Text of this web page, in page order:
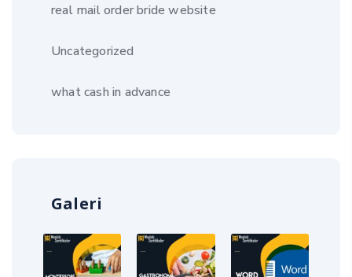
real mail order bride website
Uncategorized
what cash in advance
Galeri